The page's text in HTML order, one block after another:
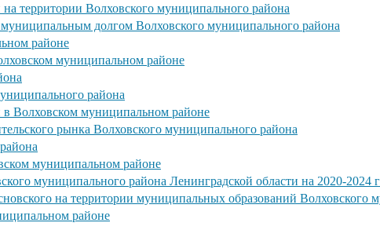
территории Волховского муниципального района
долгом Волховского муниципального района
районе
муниципальном районе
района
Волховском муниципальном районе
рынка Волховского муниципального района
муниципальном районе
муниципального района Ленинградской области на 2020-2024
на территории муниципальных образований Волховского
районе